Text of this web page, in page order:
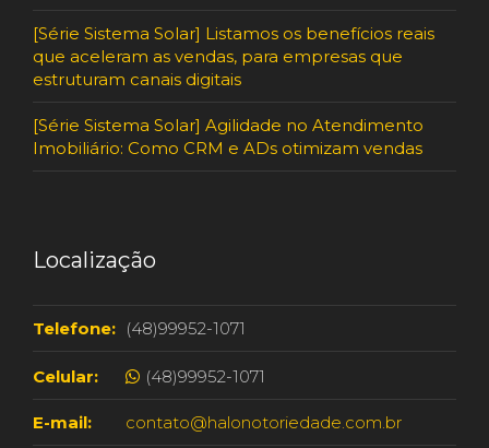
[Série Sistema Solar] Listamos os benefícios reais
que aceleram as vendas, para empresas que
estruturam canais digitais
[Série Sistema Solar] Agilidade no Atendimento
Imobiliário: Como CRM e ADs otimizam vendas
Localização
Telefone: (48)99952-1071
Celular: (48)99952-1071
E-mail: contato@halonotoriedade.com.br